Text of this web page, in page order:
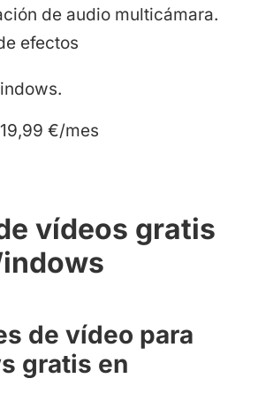
de audio multicámara.
efectos
€/mes
vídeos gratis
de vídeo para
gratis en